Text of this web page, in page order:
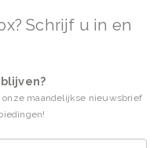
Schrijf u in en
onze maandelijkse nieuwsbrief